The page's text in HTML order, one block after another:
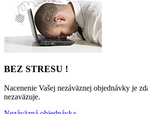
BEZ STRESU !
Nacenenie Vašej nezáväznej objednávky je
nezaväzuje.